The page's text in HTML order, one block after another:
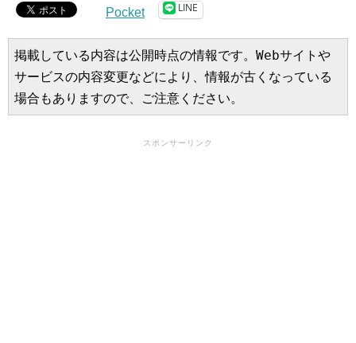
Pocket LINE
掲載している内容は公開時点の情報です。Webサイトや
サービスの内容変更などにより、情報が古くなっている
場合もありますので、ご注意ください。
スポンサーリンク